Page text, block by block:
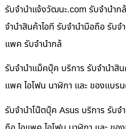
รับจํานําแจ้งวัฒนะ.com รับจำนำ
จำนำสินค้าไอที รับจำนำมือถือ รับจ
แพค รับจำนำกล้
รับจำนำแม็คบุ๊ค บริการ รับจำนำสิ
แพค ไอโฟน นาฬิกา และ ของแบร
รับจำนำโน๊ตบุ๊ค Asus บริการ รับจ